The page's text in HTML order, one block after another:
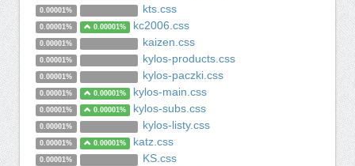
0.00001% kts.css
0.00001% 0.00001% kc2006.css
0.00001% kaizen.css
0.00001% kylos-products.css
0.00001% kylos-paczki.css
0.00001% 0.00001% kylos-main.css
0.00001% 0.00001% kylos-subs.css
0.00001% kylos-listy.css
0.00001% 0.00001% katz.css
0.00001% KS.css